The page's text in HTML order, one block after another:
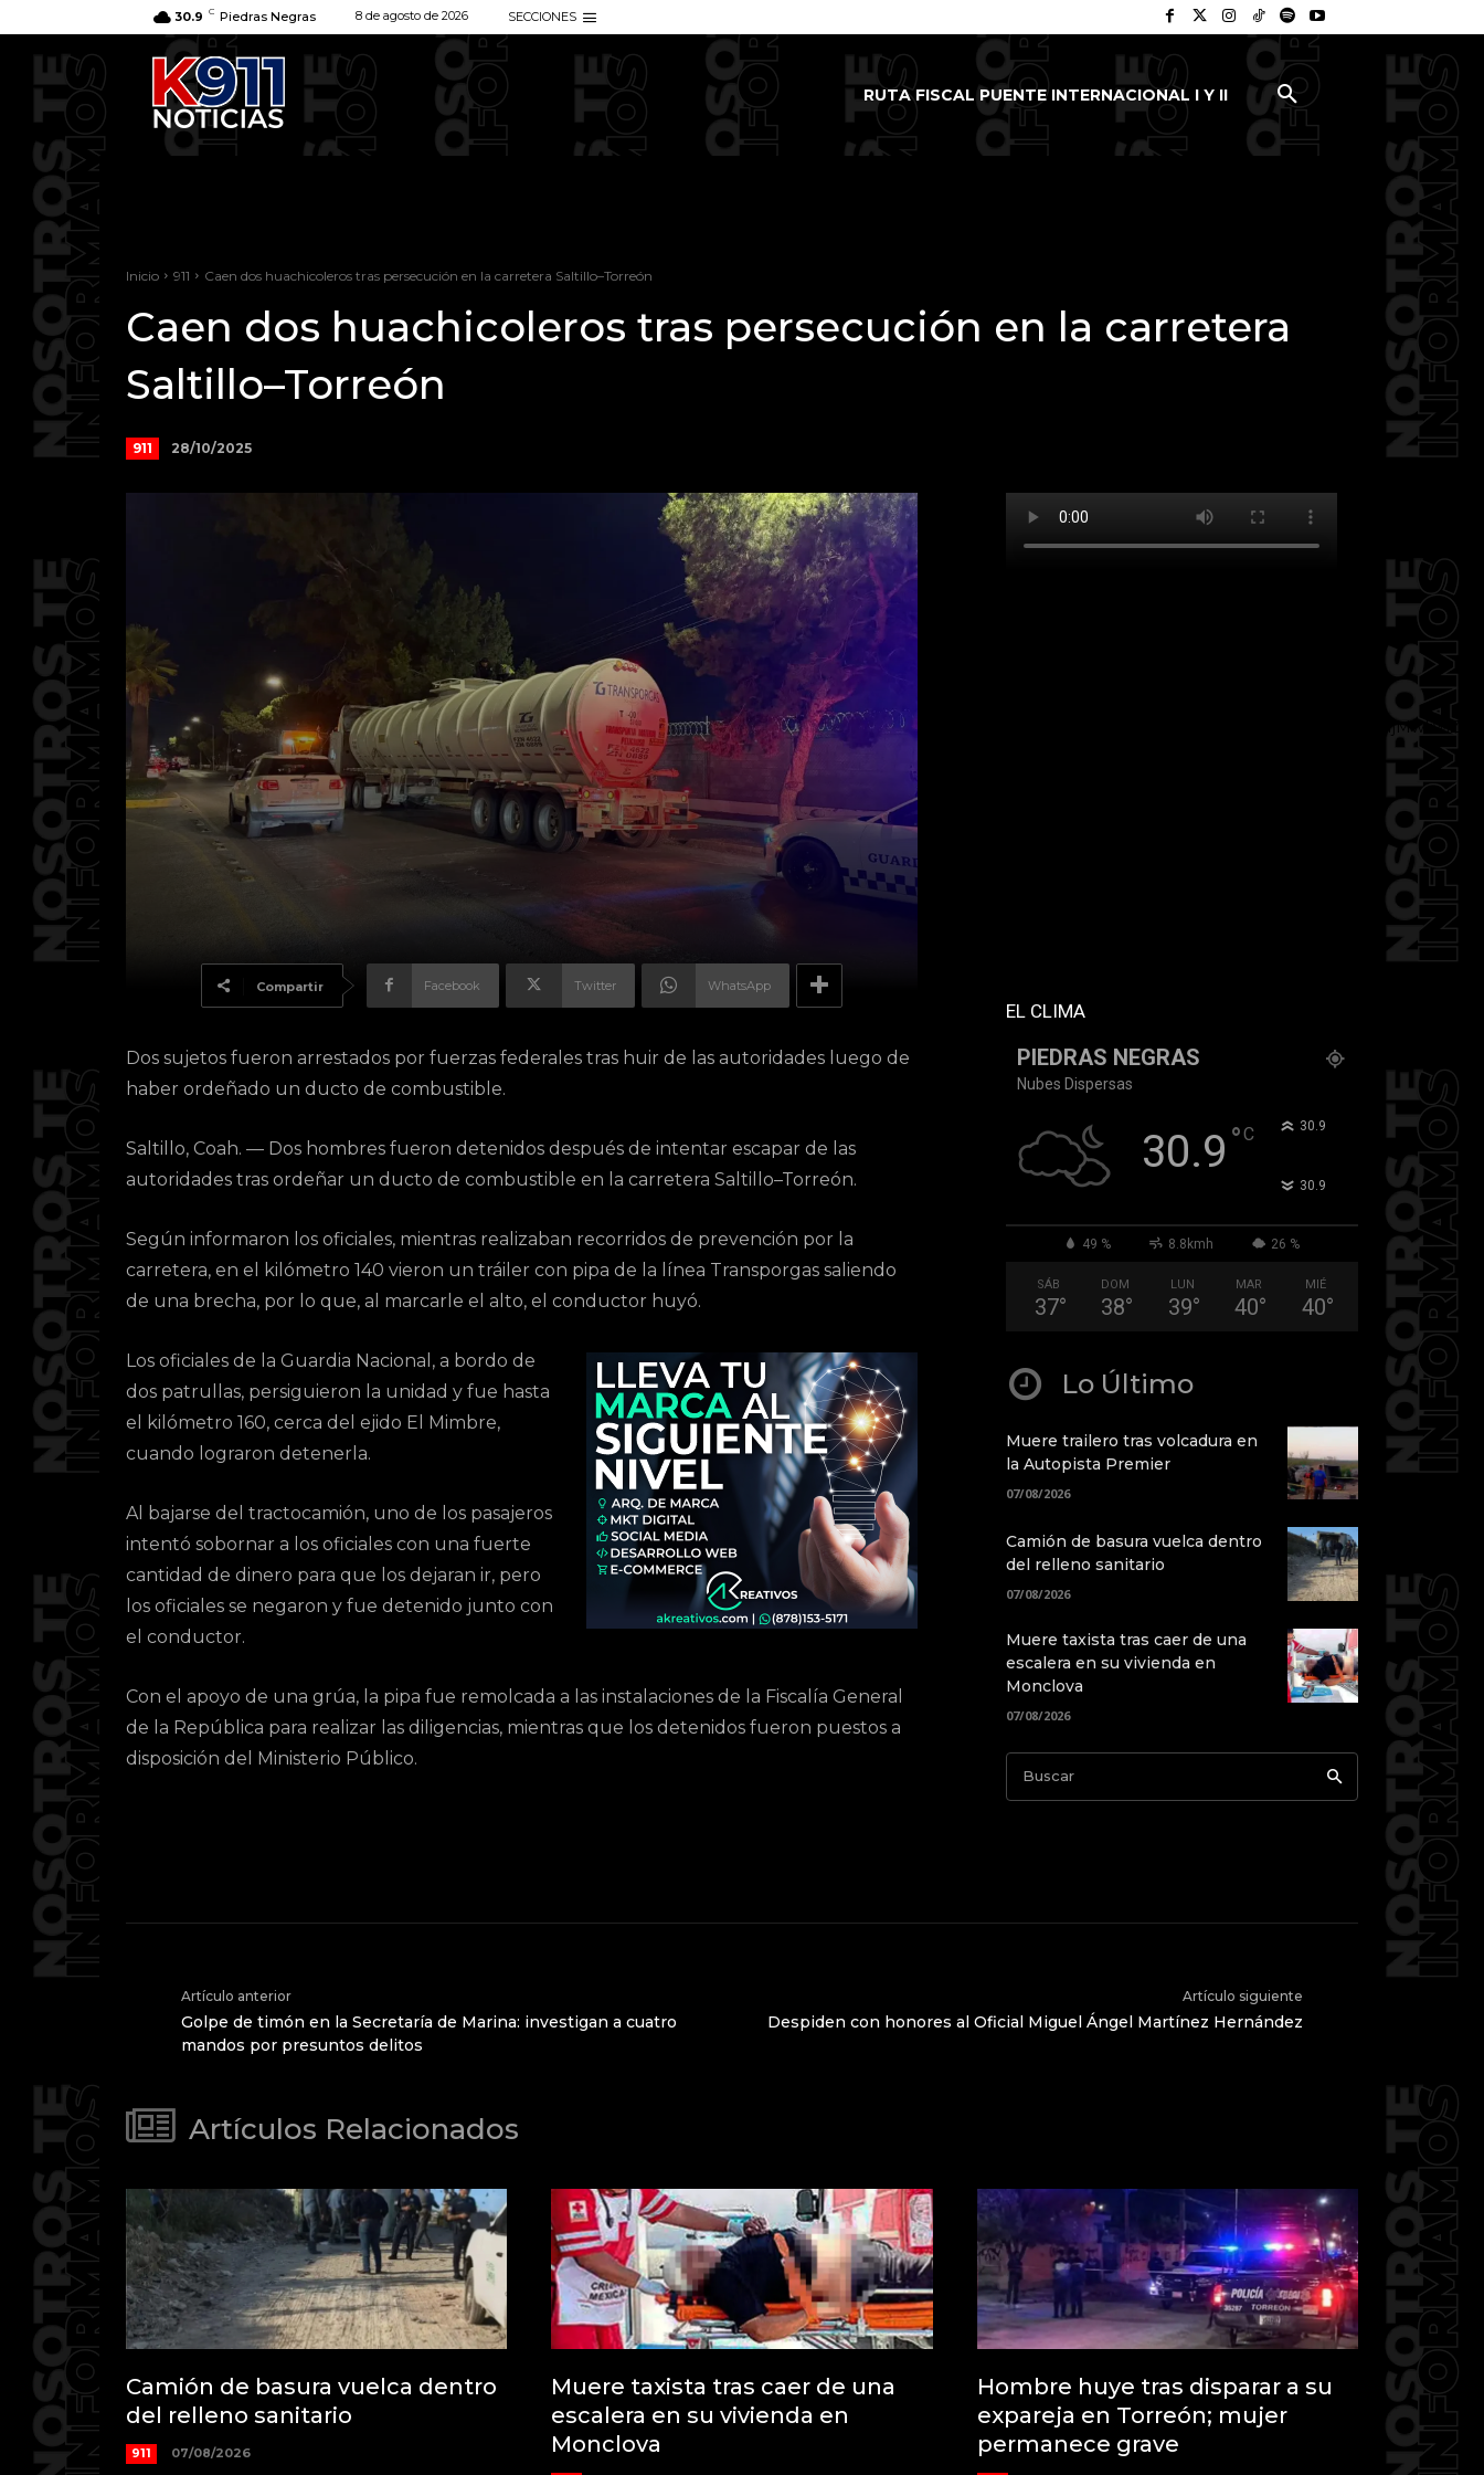
30.9 C Piedras Negras 8 de agosto de 2026 SECCIONES
RUTA FISCAL PUENTE INTERNACIONAL I Y II
Inicio 911 Caen dos huachicoleros tras persecución en la carretera Saltillo–Torreón
Caen dos huachicoleros tras persecución en la carretera
Saltillo–Torreón
911 28/10/2025
Compartir Facebook Twitter WhatsApp
Dos sujetos fueron arrestados por fuerzas federales tras huir de las autoridades luego de
haber ordeñado un ducto de combustible.
Saltillo, Coah. — Dos hombres fueron detenidos después de intentar escapar de las
autoridades tras ordeñar un ducto de combustible en la carretera Saltillo–Torreón.
Según informaron los oficiales, mientras realizaban recorridos de prevención por la
carretera, en el kilómetro 140 vieron un tráiler con pipa de la línea Transporgas saliendo
de una brecha, por lo que, al marcarle el alto, el conductor huyó.
Los oficiales de la Guardia Nacional, a bordo de
dos patrullas, persiguieron la unidad y fue hasta
el kilómetro 160, cerca del ejido El Mimbre,
cuando lograron detenerla.
Al bajarse del tractocamión, uno de los pasajeros
intentó sobornar a los oficiales con una fuerte
cantidad de dinero para que los dejaran ir, pero
los oficiales se negaron y fue detenido junto con
el conductor.
Con el apoyo de una grúa, la pipa fue remolcada a las instalaciones de la Fiscalía General
de la República para realizar las diligencias, mientras que los detenidos fueron puestos a
disposición del Ministerio Público.
EL CLIMA
PIEDRAS NEGRAS
Nubes Dispersas
30.9 °C 30.9
30.9
49 % 8.8kmh 26 %
SÁB
37°
DOM
38°
LUN
39°
MAR
40°
MIÉ
40°
Lo Último
Muere trailero tras volcadura en
la Autopista Premier
07/08/2026
Camión de basura vuelca dentro
del relleno sanitario
07/08/2026
Muere taxista tras caer de una
escalera en su vivienda en
Monclova
07/08/2026
Buscar
Artículo anterior
Golpe de timón en la Secretaría de Marina: investigan a cuatro
mandos por presuntos delitos
Artículo siguiente
Despiden con honores al Oficial Miguel Ángel Martínez Hernández
Artículos Relacionados
Camión de basura vuelca dentro
del relleno sanitario
911 07/08/2026
Muere taxista tras caer de una
escalera en su vivienda en
Monclova
Hombre huye tras disparar a su
expareja en Torreón; mujer
permanece grave